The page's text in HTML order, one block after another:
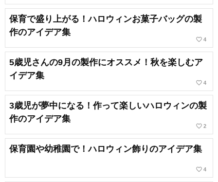
保育で盛り上がる！ハロウィンお菓子バッグの製
作のアイデア集
favorite_border 4
5歳児さんの9月の製作にオススメ！秋を楽しむア
イデア集
favorite_border 4
3歳児が夢中になる！作って楽しいハロウィンの製
作のアイデア集
favorite_border 2
保育園や幼稚園で！ハロウィン飾りのアイデア集
favorite_border 4